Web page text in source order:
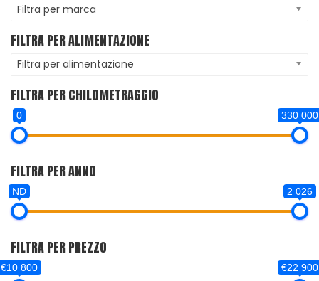
Filtra per marca
FILTRA PER ALIMENTAZIONE
Filtra per alimentazione
FILTRA PER CHILOMETRAGGIO
0 330 000
FILTRA PER ANNO
ND 2 026
FILTRA PER PREZZO
€10 800 €22 900